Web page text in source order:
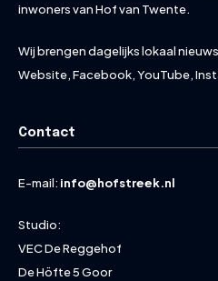
inwoners van Hof van Twente.
Wij brengen dagelijks lokaal
Website, Facebook, YouTube,
Contact
E-mail: info@hofstreek.nl
Studio:
VEC De Reggehof
De Höfte 5 Goor